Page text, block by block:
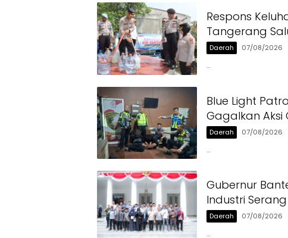
Respons
Tangerang
Daerah 07/08/2026
…
Blue Light
Gagalkan Aksi
Daerah 07/08/2026
…
Gubernur
Industri
Daerah 07/08/2026
…